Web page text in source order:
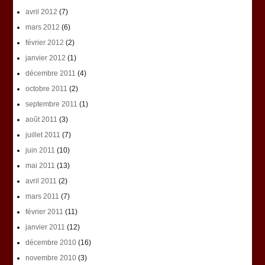
avril 2012 (7)
mars 2012 (6)
février 2012 (2)
janvier 2012 (1)
décembre 2011 (4)
octobre 2011 (2)
septembre 2011 (1)
août 2011 (3)
juillet 2011 (7)
juin 2011 (10)
mai 2011 (13)
avril 2011 (2)
mars 2011 (7)
février 2011 (11)
janvier 2011 (12)
décembre 2010(16)
novembre 2010(3)